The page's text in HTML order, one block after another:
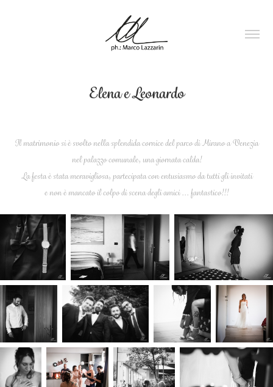
Elena e Leonardo
Il matrimonio si è svolto nella splendida cornice del parco di Mirano a Venezia
nel palazzo comunale, una giornata calda!
La festa è stata meravigliosa, partecipata con entusiasmo da tutti gli invitati
e non è mancato il colpo di scena degli amici ... fantastico!!!